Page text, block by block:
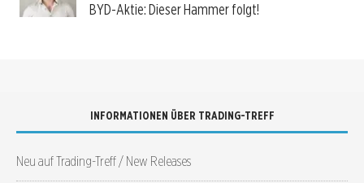
BYD-Aktie: Dieser Hammer folgt!
INFORMATIONEN ÜBER TRADING-TREFF
Neu auf Trading-Treff / New Releases